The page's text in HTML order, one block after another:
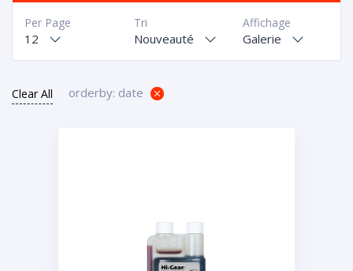
Affichage
Galerie
Tri
Nouveauté
Per Page
12
Clear All orderby: date